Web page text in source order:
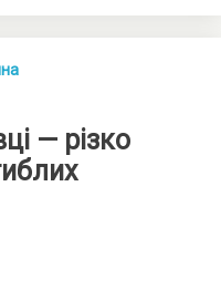
— різко